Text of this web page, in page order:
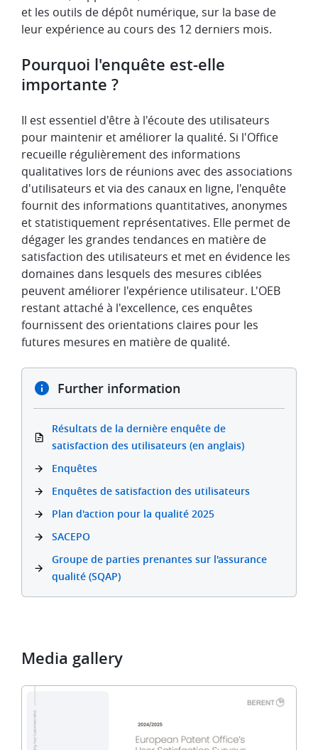
et les outils de dépôt numérique, sur la base de
leur expérience au cours des 12 derniers mois.
Pourquoi l'enquête est-elle
importante ?
Il est essentiel d'être à l'écoute des utilisateurs
pour maintenir et améliorer la qualité. Si l'Office
recueille régulièrement des informations
qualitatives lors de réunions avec des associations
d'utilisateurs et via des canaux en ligne, l'enquête
fournit des informations quantitatives, anonymes
et statistiquement représentatives. Elle permet de
dégager les grandes tendances en matière de
satisfaction des utilisateurs et met en évidence les
domaines dans lesquels des mesures ciblées
peuvent améliorer l'expérience utilisateur. L'OEB
restant attaché à l'excellence, ces enquêtes
fournissent des orientations claires pour les
futures mesures en matière de qualité.
Further information
Résultats de la dernière enquête de
satisfaction des utilisateurs (en anglais)
Enquêtes
Enquêtes de satisfaction des utilisateurs
Plan d'action pour la qualité 2025
SACEPO
Groupe de parties prenantes sur l'assurance
qualité (SQAP)
Media gallery